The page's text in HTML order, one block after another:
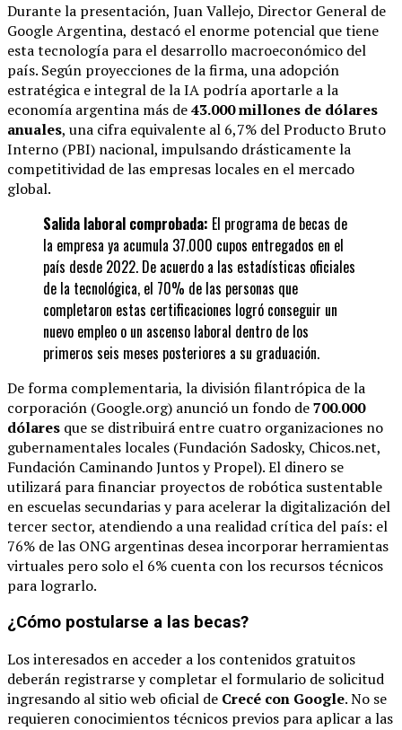
Durante la presentación, Juan Vallejo, Director General de
Google Argentina, destacó el enorme potencial que tiene
esta tecnología para el desarrollo macroeconómico del
país. Según proyecciones de la firma, una adopción
estratégica e integral de la IA podría aportarle a la
economía argentina más de43.000 millones de dólares
anuales, una cifra equivalente al 6,7% del Producto Bruto
Interno (PBI) nacional, impulsando drásticamente la
competitividad de las empresas locales en el mercado
global.
Salida laboral comprobada: El programa de becas de
la empresa ya acumula 37.000 cupos entregados en el
país desde 2022. De acuerdo a las estadísticas oficiales
de la tecnológica, el 70% de las personas que
completaron estas certificaciones logró conseguir un
nuevo empleo o un ascenso laboral dentro de los
primeros seis meses posteriores a su graduación.
De forma complementaria, la división filantrópica de la
corporación (Google.org) anunció un fondo de700.000
dólares que se distribuirá entre cuatro organizaciones no
gubernamentales locales (Fundación Sadosky, Chicos.net,
Fundación Caminando Juntos y Propel).El dinero se
utilizará para financiar proyectos de robótica sustentable
en escuelas secundarias y para acelerar la digitalización del
tercer sector, atendiendo a una realidad crítica del país: el
76% de las ONG argentinas desea incorporar herramientas
virtuales pero solo el 6% cuenta con los recursos técnicos
para lograrlo.
¿Cómo postularse a las becas?
Los interesados en acceder a los contenidos gratuitos
deberán registrarse y completar el formulario de solicitud
ingresando al sitio web oficial de Crecé con Google. No se
requieren conocimientos técnicos previos para aplicar a las